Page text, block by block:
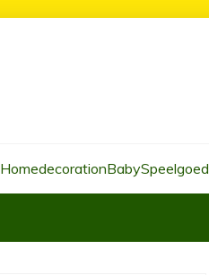
HomedecorationBabySpeelgoed